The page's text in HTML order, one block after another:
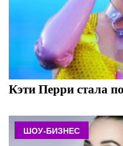
Кэти Перри стала
ШОУ-БИЗНЕС